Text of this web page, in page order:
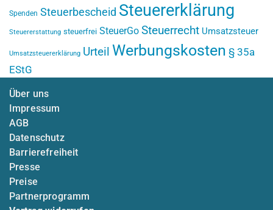
Spenden Steuerbescheid Steuererklärung
Steuererstattung steuerfrei SteuerGo Steuerrecht Umsatzsteuer
Umsatzsteuererklärung Urteil Werbungskosten § 35a
EStG
Über uns
Impressum
AGB
Datenschutz
Barrierefreiheit
Presse
Preise
Partnerprogramm